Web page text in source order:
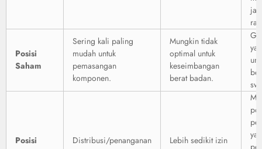
Posisi
Saham
Sering kali paling
mudah untuk
pemasangan
komponen.
Mungkin tidak
optimal untuk
keseimbangan
berat badan.
Posisi
Distribusi/penanganan
Lebih sedikit izin